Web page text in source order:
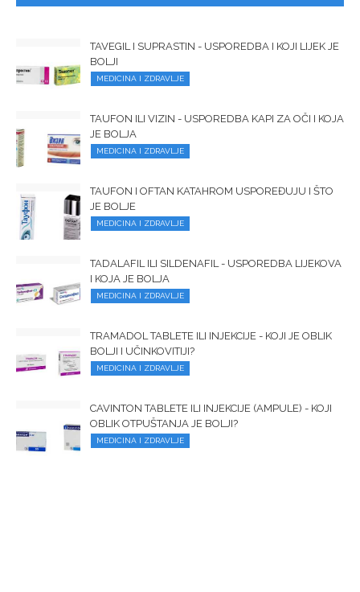
TAVEGIL I SUPRASTIN - USPOREDBA I KOJI LIJEK JE
BOLJI
MEDICINA I ZDRAVLJE
TAUFON ILI VIZIN - USPOREDBA KAPI ZA OČI I KOJA
JE BOLJA
MEDICINA I ZDRAVLJE
TAUFON I OFTAN KATAHROM USPOREĐUJU I ŠTO
JE BOLJE
MEDICINA I ZDRAVLJE
TADALAFIL ILI SILDENAFIL - USPOREDBA LIJEKOVA
I KOJA JE BOLJA
MEDICINA I ZDRAVLJE
TRAMADOL TABLETE ILI INJEKCIJE - KOJI JE OBLIK
BOLJI I UČINKOVITIJI?
MEDICINA I ZDRAVLJE
CAVINTON TABLETE ILI INJEKCIJE (AMPULE) - KOJI
OBLIK OTPUŠTANJA JE BOLJI?
MEDICINA I ZDRAVLJE